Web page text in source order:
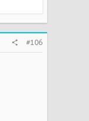
#106